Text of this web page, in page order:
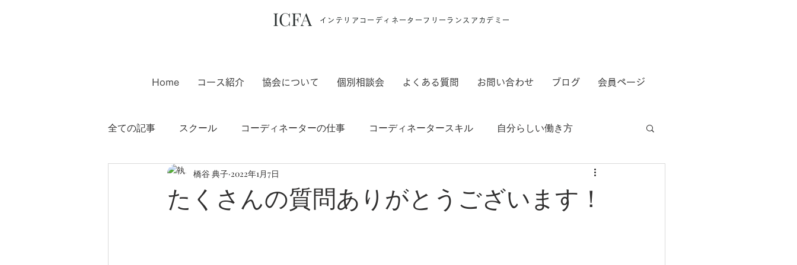
ICFA インテリアコーディネーターフリーランスアカデミー
Home コース紹介 協会について 個別相談会 よくある質問 お問い合わせ ブログ 会員ページ
全ての記事 スクール コーディネーターの仕事 コーディネータースキル 自分らしい働き方
インテリアコーディネーター
たくさんの質問ありがとうございます！
橋谷 典子 2022年1月7日